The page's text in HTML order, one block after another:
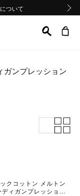
について
ついて
について
ガンプレッション
クコットン メルトン
ィガンプレッション